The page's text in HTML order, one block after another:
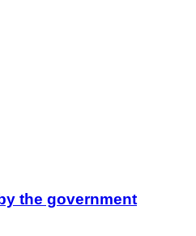
the government